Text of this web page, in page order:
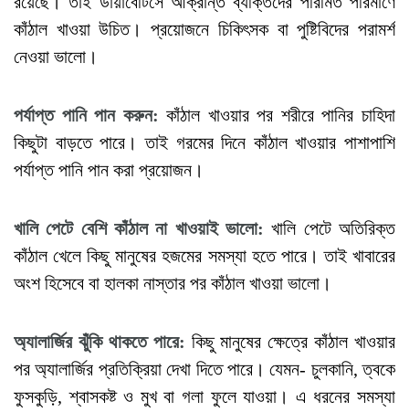
কাঁঠাল খাওয়া উচিত। প্রয়োজনে চিকিৎসক বা পুষ্টিবিদের পরামর্শ
নেওয়া ভালো।
পর্যাপ্ত পানি পান করুন: কাঁঠাল খাওয়ার পর শরীরে পানির চাহিদা
কিছুটা বাড়তে পারে। তাই গরমের দিনে কাঁঠাল খাওয়ার পাশাপাশি
পর্যাপ্ত পানি পান করা প্রয়োজন।
খালি পেটে বেশি কাঁঠাল না খাওয়াই ভালো:খালি পেটে অতিরিক্ত
কাঁঠাল খেলে কিছু মানুষের হজমের সমস্যা হতে পারে। তাই খাবারের
অংশ হিসেবে বা হালকা নাস্তার পর কাঁঠাল খাওয়া ভালো।
অ্যালার্জির ঝুঁকি থাকতে পারে: কিছু মানুষের ক্ষেত্রে কাঁঠাল খাওয়ার
পর অ্যালার্জির প্রতিক্রিয়া দেখা দিতে পারে। যেমন- চুলকানি, ত্বকে
ফুসকুড়ি, শ্বাসকষ্ট ও মুখ বা গলা ফুলে যাওয়া। এ ধরনের সমস্যা